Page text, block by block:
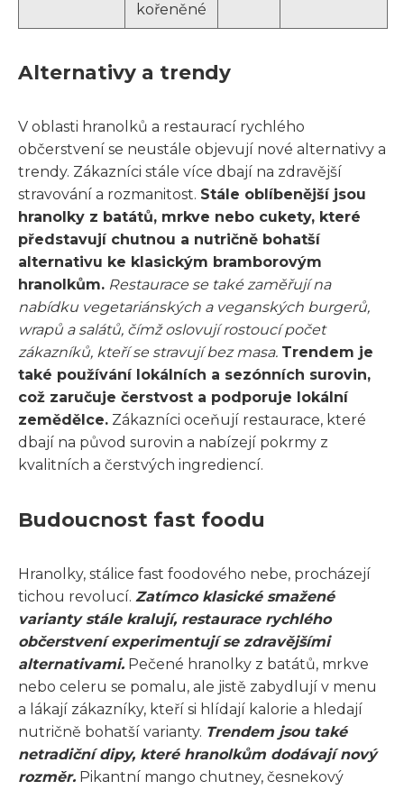
kořeněné
Alternativy a trendy
V oblasti hranolků a restaurací rychlého
občerstvení se neustále objevují nové alternativy a
trendy. Zákazníci stále více dbají na zdravější
stravování a rozmanitost. Stále oblíbenější jsou
hranolky z batátů, mrkve nebo cukety, které
představují chutnou a nutričně bohatší
alternativu ke klasickým bramborovým
hranolkům. Restaurace se také zaměřují na
nabídku vegetariánských a veganských burgerů,
wrapů a salátů, čímž oslovují rostoucí počet
zákazníků, kteří se stravují bez masa. Trendem je
také používání lokálních a sezónních surovin,
což zaručuje čerstvost a podporuje lokální
zemědělce. Zákazníci oceňují restaurace, které
dbají na původ surovin a nabízejí pokrmy z
kvalitních a čerstvých ingrediencí.
Budoucnost fast foodu
Hranolky, stálice fast foodového nebe, procházejí
tichou revolucí. Zatímco klasické smažené
varianty stále kralují, restaurace rychlého
občerstvení experimentují se zdravějšími
alternativami. Pečené hranolky z batátů, mrkve
nebo celeru se pomalu, ale jistě zabydlují v menu
a lákají zákazníky, kteří si hlídají kalorie a hledají
nutričně bohatší varianty. Trendem jsou také
netradiční dipy, které hranolkům dodávají nový
rozměr. Pikantní mango chutney, česnekový